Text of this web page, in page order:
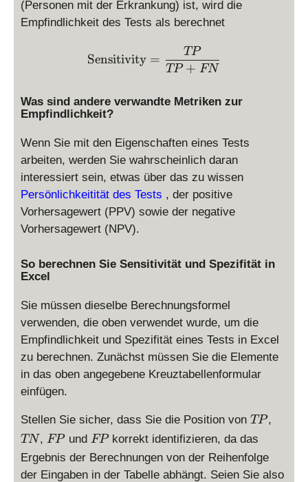
+
F
(Personen mit der Erkrankung) ist, wird die
Empfindlichkeit des Tests als berechnet
\text{Sensitivity} =
Sensitivity =
TP + FN
TP
Was sind andere verwandte Metriken zur
Empfindlichkeit?
Wenn Sie mit den Eigenschaften eines Tests
arbeiten, werden Sie wahrscheinlich daran
interessiert sein, etwas über das zu wissen
Persönlichkeitität des Tests , der positive
Vorhersagewert (PPV) sowie der negative
Vorhersagewert (NPV).
So berechnen Sie Sensitivität und Spezifität in
Excel
Sie müssen dieselbe Berechnungsformel
verwenden, die oben verwendet wurde, um die
Empfindlichkeit und Spezifität eines Tests in Excel
zu berechnen. Zunächst müssen Sie die Elemente
in das oben angegebene Kreuztabellenformular
einfügen.
Stellen Sie sicher, dass Sie die Position von T
P
TP,
TN,F
P
FPund F
P
FPkorrekt identifizieren, da das
Ergebnis der Berechnungen von der Reihenfolge
der Eingaben in der Tabelle abhängt. Seien Sie also